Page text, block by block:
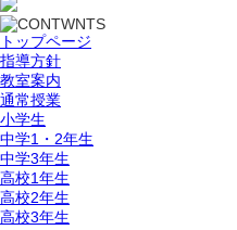
トップページ
指導方針
教室案内
通常授業
小学生
中学1・2年生
中学3年生
高校1年生
高校2年生
高校3年生